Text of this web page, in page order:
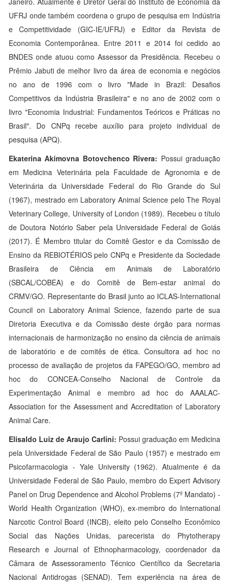
UFRJ onde também coordena o grupo de pesquisa em Indústria
e Competitividade (GIC-IE/UFRJ) e Editor da Revista de
Economia Contemporânea. Entre 2011 e 2014 foi cedido ao
BNDES onde atuou como Assessor da Presidência. Recebeu o
Prêmio Jabuti de melhor livro da área de economia e negócios
no ano de 1996 com o livro "Made in Brazil: Desafios
Competitivos da Indústria Brasileira" e no ano de 2002 com o
livro "Economia Industrial: Fundamentos Teóricos e Práticas no
Brasil". Do CNPq recebe auxílio para projeto individual de
pesquisa (APQ).
Ekaterina Akimovna Botovchenco Rivera: Possui graduação
em Medicina Veterinária pela Faculdade de Agronomia e de
Veterinária da Universidade Federal do Rio Grande do Sul
(1967), mestrado em Laboratory Animal Science pelo The Royal
Veterinary College, University of London (1989). Recebeu o título
de Doutora Notório Saber pela Universidade Federal de Goiás
(2017). É Membro titular do Comitê Gestor e da Comissão de
Ensino da REBIOTÉRIOS pelo CNPq e Presidente da Sociedade
Brasileira de Ciência em Animais de Laboratório
(SBCAL/COBEA) e do Comitê de Bem-estar animal do
CRMV/GO. Representante do Brasil junto ao ICLAS-International
Council on Laboratory Animal Science, fazendo parte de sua
Diretoria Executiva e da Comissão deste órgão para normas
internacionais de harmonização no ensino da ciência de animais
de laboratório e de comitês de ética. Consultora ad hoc no
processo de avaliação de projetos da FAPEGO/GO, membro ad
hoc do CONCEA-Conselho Nacional de Controle da
Experimentação Animal e membro ad hoc do AAALAC-
Association for the Assessment and Accreditation of Laboratory
Animal Care.
Elisaldo Luiz de Araujo Carlini: Possui graduação em Medicina
pela Universidade Federal de São Paulo (1957) e mestrado em
Psicofarmacologia - Yale University (1962). Atualmente é da
Universidade Federal de São Paulo, membro do Expert Advisory
Panel on Drug Dependence and Alcohol Problems (7º Mandato) -
World Health Organization (WHO), ex-membro do International
Narcotic Control Board (INCB), eleito pelo Conselho Econômico
Social das Nações Unidas, parecerista do Phytotherapy
Research e Journal of Ethnopharmacology, coordenador da
Câmara de Assessoramento Técnico Científico da Secretaria
Nacional Antidrogas (SENAD). Tem experiência na área de